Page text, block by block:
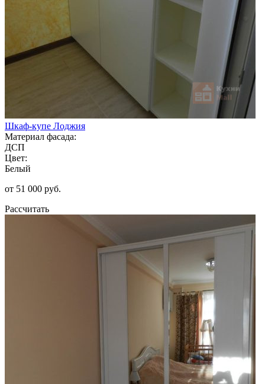
Шкаф-купе Лоджия
Материал фасада:
ДСП
Цвет:
Белый
от 51 000 руб.
Рассчитать